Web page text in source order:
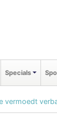
Specials
vermoedt